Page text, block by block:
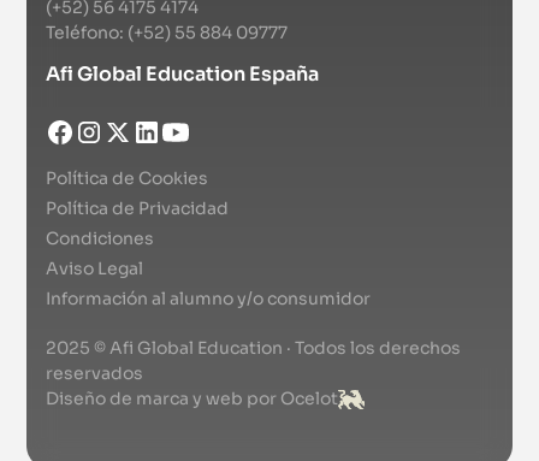
(+52) 56 4175 4174
Teléfono: (+52) 55 884 09777
Afi Global Education España
Política de Cookies
Política de Privacidad
Condiciones
Aviso Legal
Información al alumno y/o consumidor
2025 © Afi Global Education · Todos los derechos
reservados
Diseño de marca y web por Ocelot